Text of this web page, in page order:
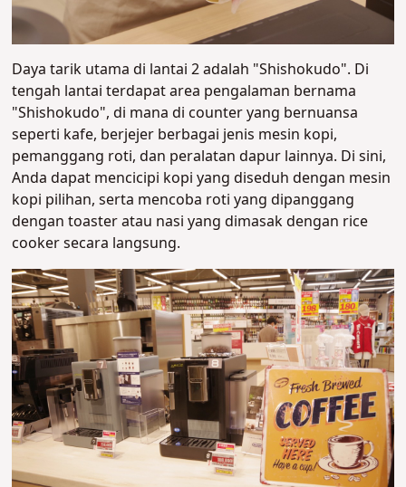
Daya tarik utama di lantai 2 adalah "Shishokudo". Di
tengah lantai terdapat area pengalaman bernama
"Shishokudo", di mana di counter yang bernuansa
seperti kafe, berjejer berbagai jenis mesin kopi,
pemanggang roti, dan peralatan dapur lainnya. Di sini,
Anda dapat mencicipi kopi yang diseduh dengan mesin
kopi pilihan, serta mencoba roti yang dipanggang
dengan toaster atau nasi yang dimasak dengan rice
cooker secara langsung.